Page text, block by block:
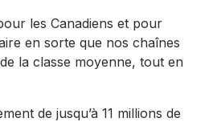
les Canadiens et pour
en sorte que nos chaînes
la classe moyenne, tout en
de jusqu’à 11 millions de